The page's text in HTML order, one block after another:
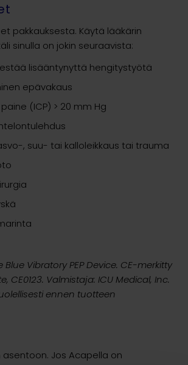
pakkauksesta. Käytä lääkärin
sinulla on jokin seuraavista:
lisääntynyttä hengitystyötä
epävakaus
(ICP) > 20 mm Hg
, suu- tai kalloleikkaus tai trauma
Vibratory PEP Device. CE-merkitty
CE0123. Valmistaja: ICU Medical, Inc.
ennen tuotteen
Jos Acapella on